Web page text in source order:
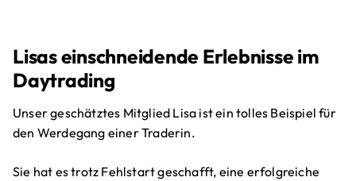
Lisas einschneidende Erlebnisse im
Daytrading
Unser geschätztes Mitglied Lisa ist ein tolles Beispiel für
den Werdegang einer Traderin.
Sie hat es trotz Fehlstart geschafft, eine erfolgreiche